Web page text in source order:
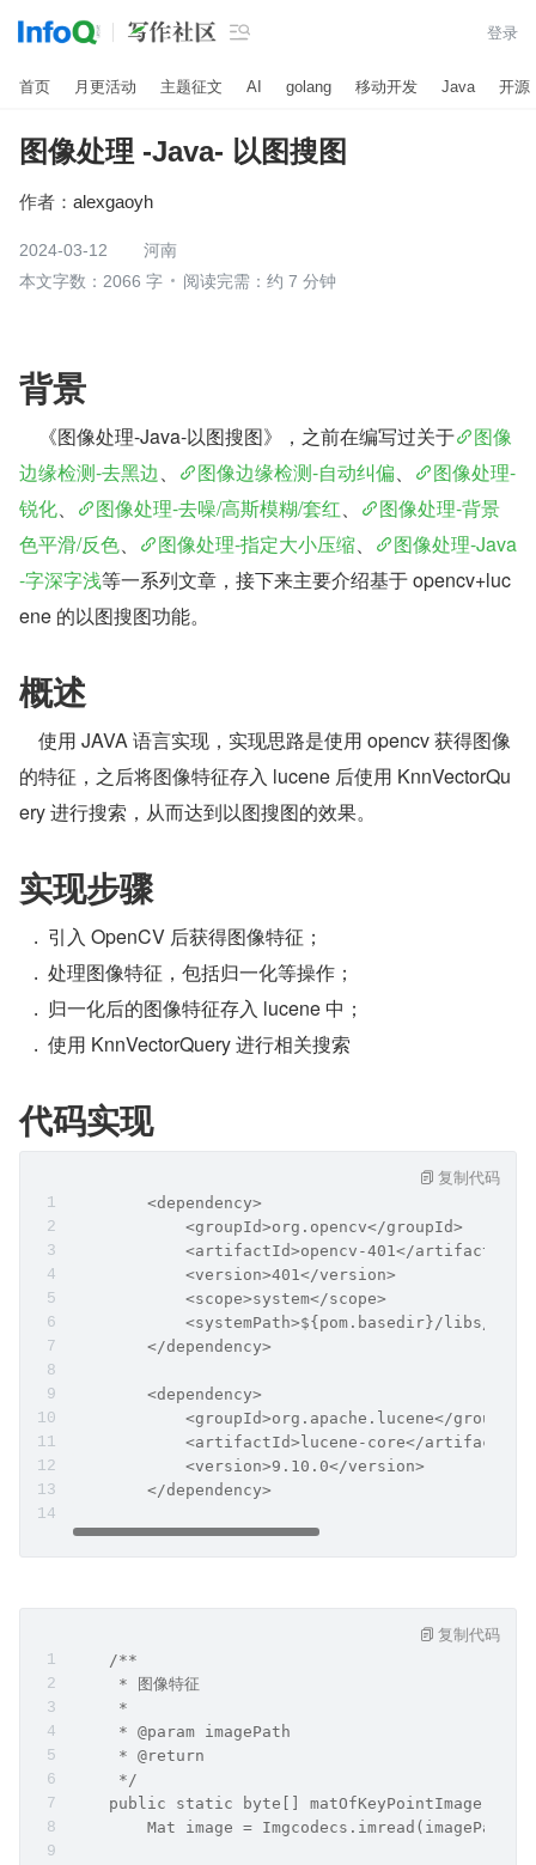
 登录
首页 月更活动 主题征文 AI golang 移动开发 Java 开源
图像处理 -Java- 以图搜图
作者： alexgaoyh
2024-03-12
河南
本文字数：2066 字
阅读完需：约 7 分钟
背景
《图像处理-Java-以图搜图》，之前在编写过关于
图像
边缘检测-去黑边、 图像边缘检测-自动纠偏、
图像处理-
锐化、 图像处理-去噪/高斯模糊/套红、
图像处理-背景
色平滑/反色、 图像处理-指定大小压缩、
图像处理-Java
-字深字浅等一系列文章，接下来主要介绍基于 opencv+luc
ene 的以图搜图功能。
概述
使用 JAVA 语言实现，实现思路是使用 opencv 获得图像
的特征，之后将图像特征存入 lucene 后使用 KnnVectorQu
ery 进行搜索，从而达到以图搜图的效果。
实现步骤
引入 OpenCV 后获得图像特征；
处理图像特征，包括归一化等操作；
归一化后的图像特征存入 lucene 中；
使用 KnnVectorQuery 进行相关搜索
代码实现
        <dependency>
            <groupId>org.opencv</groupId>
            <artifactId>opencv-401</artifactId>
            <version>401</version>
            <scope>system</scope>
<systemPath>${pom.basedir}/libs/
        </dependency>
        <dependency>
            <groupId>org.apache.lucene</groupId>
            <artifactId>lucene-core</artifactId>
            <version>9.10.0</version>
        </dependency>
复制代码
    /**
     * 图像特征
     *
     * @param imagePath
     * @return
     */
public static byte[]
        Mat image = Imgcodecs.imread(imagePath);
复制代码